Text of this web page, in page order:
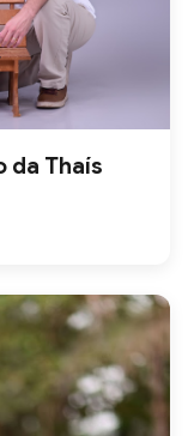
da Thaís